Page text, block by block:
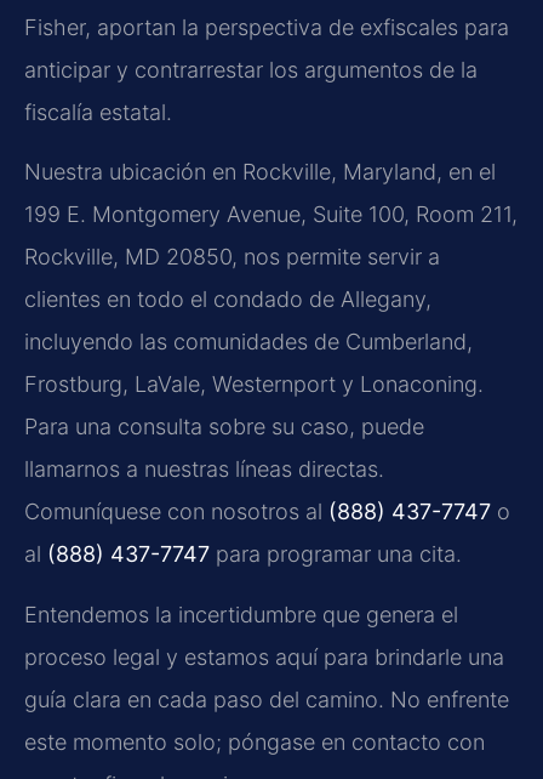
Fisher, aportan la perspectiva de exfiscales para
anticipar y contrarrestar los argumentos de la
fiscalía estatal.
Nuestra ubicación en Rockville, Maryland, en el
199 E. Montgomery Avenue, Suite 100, Room 211,
Rockville, MD 20850, nos permite servir a
clientes en todo el condado de Allegany,
incluyendo las comunidades de Cumberland,
Frostburg, LaVale, Westernport y Lonaconing.
Para una consulta sobre su caso, puede
llamarnos a nuestras líneas directas.
Comuníquese con nosotros al (888) 437-7747 o
al (888) 437-7747 para programar una cita.
Entendemos la incertidumbre que genera el
proceso legal y estamos aquí para brindarle una
guía clara en cada paso del camino. No enfrente
este momento solo; póngase en contacto con